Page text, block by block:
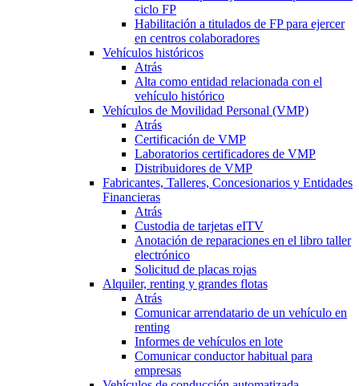
ciclo FP
Habilitación a titulados de FP para ejercer
en centros colaboradores
Vehículos históricos
Atrás
Alta como entidad relacionada con el
vehículo histórico
Vehículos de Movilidad Personal (VMP)
Atrás
Certificación de VMP
Laboratorios certificadores de VMP
Distribuidores de VMP
Fabricantes, Talleres, Concesionarios y Entidades
Financieras
Atrás
Custodia de tarjetas eITV
Anotación de reparaciones en el libro taller
electrónico
Solicitud de placas rojas
Alquiler, renting y grandes flotas
Atrás
Comunicar arrendatario de un vehículo en
renting
Informes de vehículos en lote
Comunicar conductor habitual para
empresas